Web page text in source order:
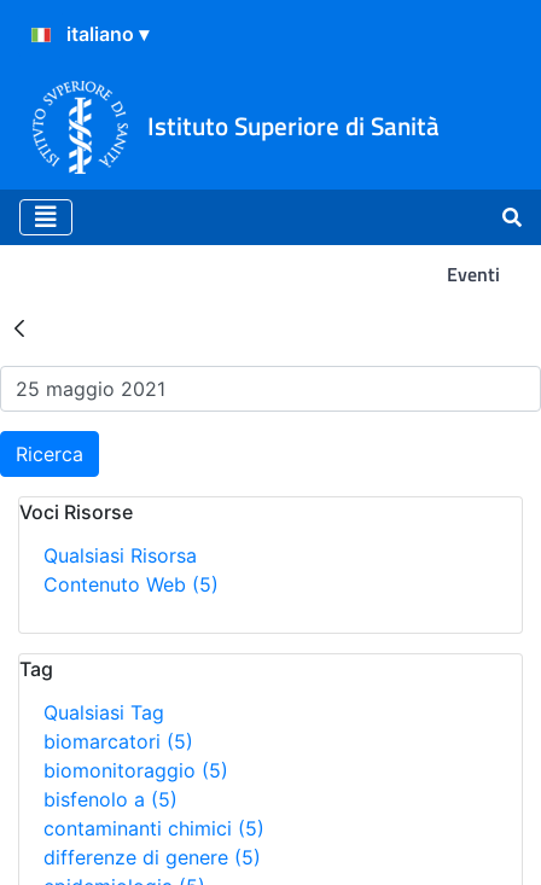
Istituto Superiore di Sanità
Eventi
Risultati della Ricerca -
Ricerca
Voci Risorse
Qualsiasi Risorsa
Contenuto Web (5)
Tag
Qualsiasi Tag
biomarcatori (5)
biomonitoraggio (5)
bisfenolo a (5)
contaminanti chimici (5)
differenze di genere (5)